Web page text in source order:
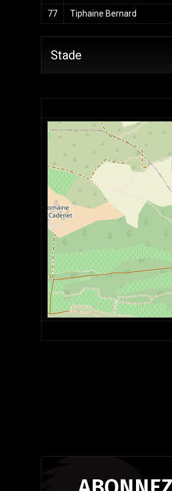
77
Tiphaine Bernard
Stade